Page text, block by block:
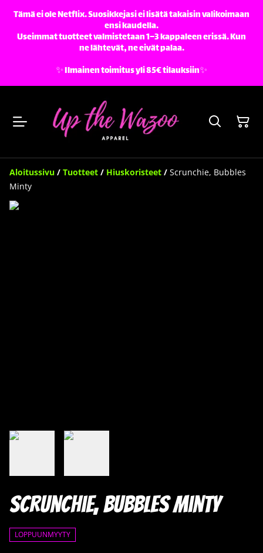
Tämä ei ole Netflix. Suosikkejasi ei lisätä takaisin valikoimaan
ensi kaudella.
Useimmat tuotteet valmistetaan 1–3 kappaleen erissä. Kun
ne lähtevät, ne eivät palaa.
✨️ Ilmainen toimitus yli 85€ tilauksiin✨️
Aloitussivu / Tuotteet / Hiuskoristeet / Scrunchie, Bubbles
Minty
Scrunchie, Bubbles Minty
LOPPUUNMYYTY